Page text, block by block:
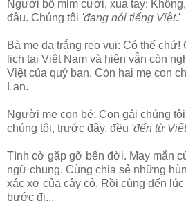
Người bố mỉm cười, xua tay:
đâu. Chúng tôi 'đang nói tiếng Việt.'
Bà mẹ da trắng reo vui: Có thế
lịch tại Việt Nam và hiện vẫn còn
Việt của quý bạn. Còn hai mẹ con
Lan.
Người mẹ con bé: Con gái chúng
chúng tôi, trước đây, đều 'đến từ
Tình cờ gặp gỡ bên đời. May mắn
ngữ chung. Cùng chia sẻ những
xác xơ của cây cỏ. Rồi cùng đến
bước đi...